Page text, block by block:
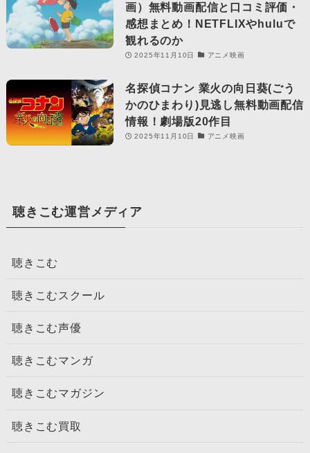
画）無料動画配信と口コミ評価・
感想まとめ！NETFLIXやhuluで
観れるのか
2025年11月10日 アニメ映画
名探偵コナン 業火の向日葵(ごう
かのひまわり)見逃し無料動画配信
情報！劇場版20作目
2025年11月10日 アニメ映画
聴きこむ運営メディア
聴きこむ
聴きこむスクール
聴きこむ声優
聴きこむマンガ
聴きこむマガジン
聴きこむ買取